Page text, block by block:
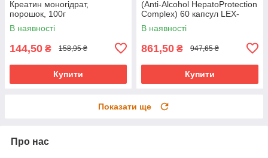
Креатин моногідрат,
порошок, 100г
В наявності
144,50 ₴ 158,95 ₴
Купити
(Anti-Alcohol HepatoProtection
Complex) 60 капсул LEX-
22400
В наявності
861,50 ₴ 947,65 ₴
Купити
Показати ще
Про нас